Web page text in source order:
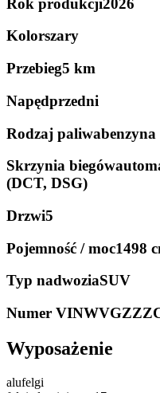
Kolorszary
Przebieg5 km
Napędprzedni
Rodzaj paliwabenzyna
Skrzynia biegów
(DCT, DSG)
Drzwi5
Pojemność / moc1498
Typ nadwoziaSUV
Numer VIN
Wyposażenie
alufelgi